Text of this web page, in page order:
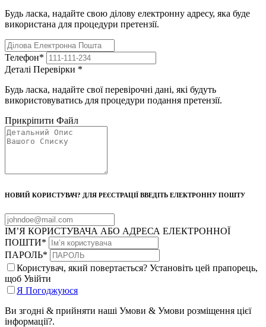
Будь ласка, надайте свою ділову електронну адресу, яка буде
використана для процедури претензії.
Телефон*
Деталі Перевірки *
Будь ласка, надайте свої перевірочні дані, які будуть
використовуватись для процедури подання претензії.
Прикріпити Файл
НОВИЙ КОРИСТУВАЧ? ДЛЯ РЕЄСТРАЦІЇ ВВЕДІТЬ ЕЛЕКТРОННУ ПОШТУ
ІМ’Я КОРИСТУВАЧА АБО АДРЕСА ЕЛЕКТРОННОЇ
ПОШТИ*
ПАРОЛЬ*
Користувач, який повертається? Установіть цей прапорець,
щоб Увійти
Я Погоджуюся
Ви згодні & прийняти наші Умови & Умови розміщення цієї
інформації?.